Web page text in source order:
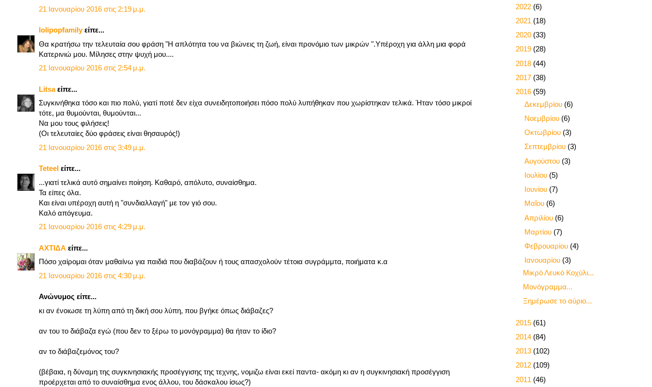
21 Ιανουαρίου 2016 στις 2:19 μ.μ.
lolipopfamilyείπε...
Θα κρατήσω την τελευταία σου φράση "Η απλότητα του να βιώνεις τη ζωή, είναι προνόμιο των μικρών ".Υπέροχη για άλλη μια φορά
Κατερινιώ μου. Μίλησες στην ψυχή μου....
21 Ιανουαρίου 2016 στις 2:54 μ.μ.
Litsaείπε...
Συγκινήθηκα τόσο και πιο πολύ, γιατί ποτέ δεν είχα συνειδητοποιήσει πόσο πολύ λυπήθηκαν που χωρίστηκαν τελικά. Ήταν τόσο μικροί
τότε, μα θυμούνται, θυμούνται...
Να μου τους φιλήσεις!
(Οι τελευταίες δύο φράσεις είναι θησαυρός!)
21 Ιανουαρίου 2016 στις 3:49 μ.μ.
Teteel είπε...
...γιατί τελικά αυτό σημαίνει ποίηση. Καθαρό, απόλυτο, συναίσθημα.
Τα είπες όλα.
Και είναι υπέροχη αυτή η "συνδιαλλαγή" με τον γιό σου.
Καλό απόγευμα.
21 Ιανουαρίου 2016 στις 4:29 μ.μ.
ΑΧΤΙΔΑ είπε...
Πόσο χαίρομαι όταν μαθαίνω για παιδιά που διαβάζουν ή τους απασχολούν τέτοια συγράμμτα, ποιήματα κ.α
21 Ιανουαρίου 2016 στις 4:30 μ.μ.
Ανώνυμος είπε...
κι αν ένοιωσε τη λύπη από τη δική σου λύπη, που βγήκε όπως διάβαζες?
αν του το διάβαζα εγώ (που δεν το ξέρω το μονόγραμμα) θα ήταν το ίδιο?
αν το διάβαζεμόνος του?
(βέβαια, η δύναμη της συγκινησιακής προσέγγισης της τεχνης, νομιζω είναι εκεί παντα- ακόμη κι αν η συγκινησιακή προσέγγιση
προέρχεται από το συναίσθημα ενος άλλου, του δάσκαλου ίσως?)
2022 (6)
2021 (18)
2020 (33)
2019 (28)
2018 (44)
2017 (38)
2016 (59)
Δεκεμβρίου (6)
Νοεμβρίου (6)
Οκτωβρίου (3)
Σεπτεμβρίου (3)
Αυγούστου (3)
Ιουλίου (5)
Ιουνίου (7)
Μαΐου (6)
Απριλίου (6)
Μαρτίου (7)
Φεβρουαρίου (4)
Ιανουαρίου (3)
Μικρό Λευκό Κοχύλι...
Μονόγραμμα...
Ξημέρωσε το αύριο...
2015 (61)
2014 (84)
2013 (102)
2012 (109)
2011 (46)